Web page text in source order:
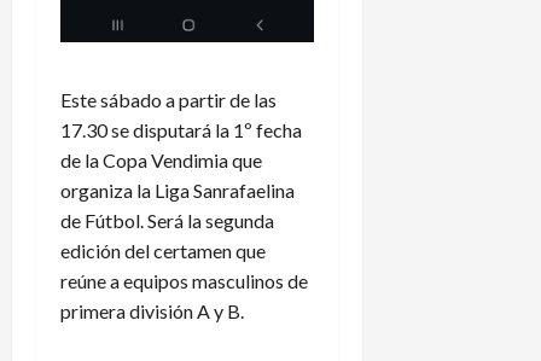
Este sábado a partir de las
17.30 se disputará la 1º fecha
de la Copa Vendimia que
organiza la Liga Sanrafaelina
de Fútbol. Será la segunda
edición del certamen que
reúne a equipos masculinos de
primera división A y B.